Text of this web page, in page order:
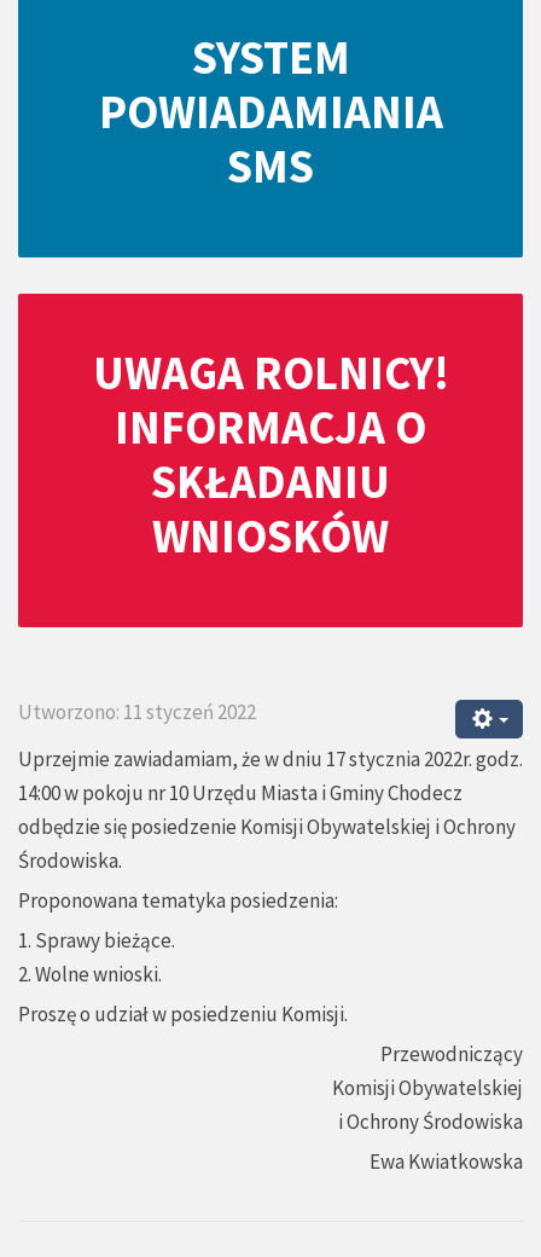
SYSTEM
POWIADAMIANIA
SMS
UWAGA ROLNICY!
INFORMACJA O
SKŁADANIU
WNIOSKÓW
Utworzono: 11 styczeń 2022
Uprzejmie zawiadamiam, że w dniu 17 stycznia 2022r. godz.
14:00 w pokoju nr 10 Urzędu Miasta i Gminy Chodecz
odbędzie się posiedzenie Komisji Obywatelskiej i Ochrony
Środowiska.
Proponowana tematyka posiedzenia:
1. Sprawy bieżące.
2. Wolne wnioski.
Proszę o udział w posiedzeniu Komisji.
Przewodniczący
Komisji Obywatelskiej
i Ochrony Środowiska
Ewa Kwiatkowska